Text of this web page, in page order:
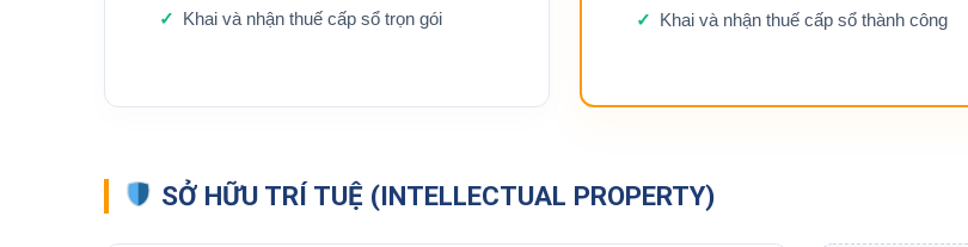
Khai và nhận thuế cấp sổ trọn gói
Khai và nhận thuế cấp sổ thành công
SỞ HỮU TRÍ TUỆ (INTELLECTUAL PROPERTY)